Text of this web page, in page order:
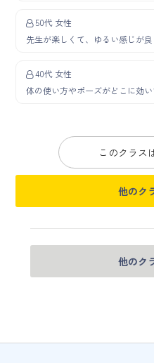
50代 女性
先生が楽しくて、ゆるい感じが
40代 女性
体の使い方やポーズがどこに効
このクラス
他のク
他のク